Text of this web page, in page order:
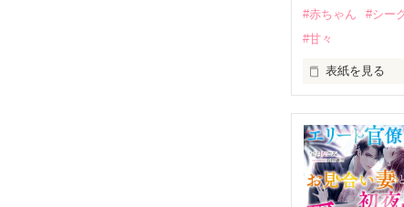
#赤ちゃん #シー
#甘々
表紙を見る
カフェで働く
た。